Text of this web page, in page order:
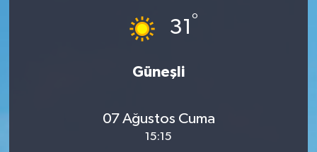
31 °
Güneşli
07 Ağustos Cuma
15:15